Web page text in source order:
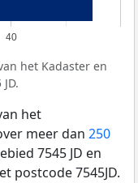
40
het Kadaster en
het
meer dan 250
7545 JD en
postcode 7545JD.